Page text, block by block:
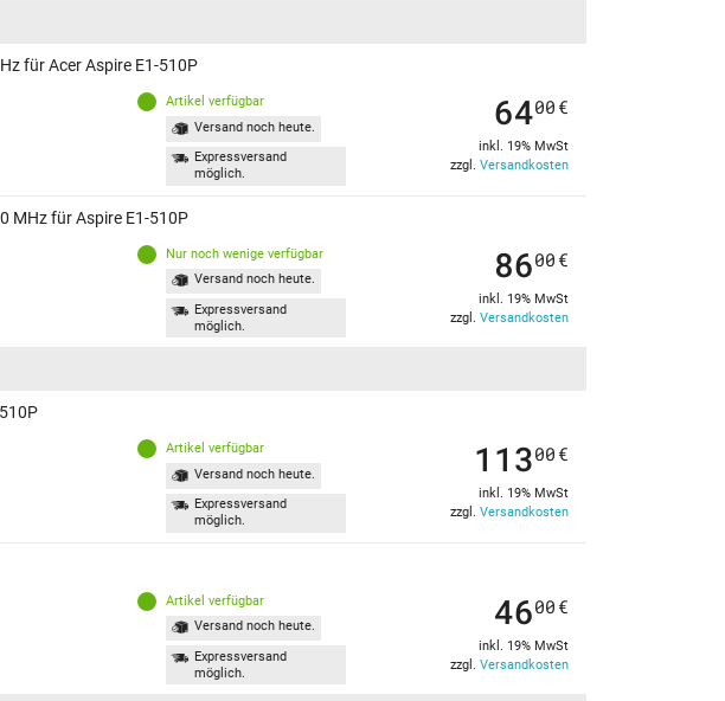
für Acer Aspire E1-510P
Artikel verfügbar
Versand noch heute.
Expressversand
möglich.
6400 €
inkl. 19% MwSt
zzgl. Versandkosten
MHz für Aspire E1-510P
Nur noch wenige verfügbar
Versand noch heute.
Expressversand
möglich.
8600 €
inkl. 19% MwSt
zzgl. Versandkosten
Artikel verfügbar
Versand noch heute.
Expressversand
möglich.
11300 €
inkl. 19% MwSt
zzgl. Versandkosten
Artikel verfügbar
Versand noch heute.
Expressversand
möglich.
4600 €
inkl. 19% MwSt
zzgl. Versandkosten